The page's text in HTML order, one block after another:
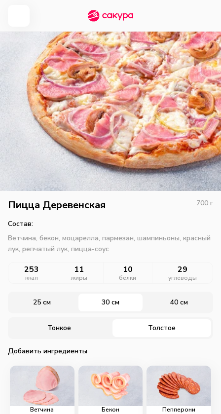
Пицца Деревенская 700 г
Состав:
Ветчина, бекон, моцарелла, пармезан, шампиньоны, красный
лук, репчатый лук, пицца-соус
253
ккал
11
жиры
10
белки
29
углеводы
25 см 30 см 40 см
Тонкое Толстое
Добавить ингредиенты
Ветчина
Бекон
Пепперони